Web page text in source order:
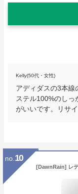
Kelly(50代・女性)
アディダスの3本線
ステル100%のし
がいいです。リサ
no. 10